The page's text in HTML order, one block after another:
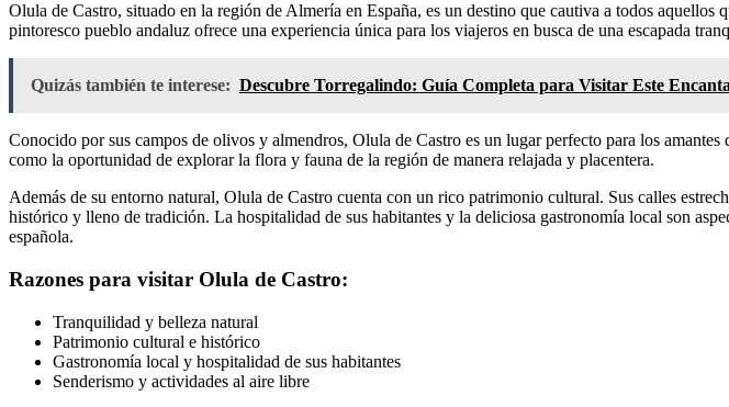
Olula de Castro, situado en la región de Almería en España, es un destino que cautiva a todos
pintoresco pueblo andaluz ofrece una experiencia única para los viajeros en busca de una escapada
Quizás también te interese: Descubre Torregalindo: Guía Completa para Visitar Este
Conocido por sus campos de olivos y almendros, Olula de Castro es un lugar perfecto para los
como la oportunidad de explorar la flora y fauna de la región de manera relajada y placentera.
Además de su entorno natural, Olula de Castro cuenta con un rico patrimonio cultural. Sus calles
histórico y lleno de tradición. La hospitalidad de sus habitantes y la deliciosa gastronomía local son
española.
Razones para visitar Olula de Castro:
Tranquilidad y belleza natural
Patrimonio cultural e histórico
Gastronomía local y hospitalidad de sus habitantes
Senderismo y actividades al aire libre